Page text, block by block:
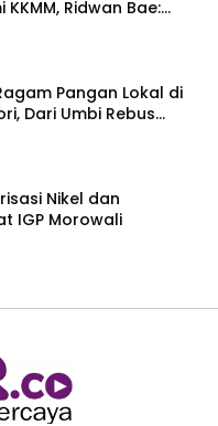
Ridwan Bae:
Belum Pantas!
Pangan Lokal di
Dari Umbi Rebus
Muna
Nikel dan
IGP Morowali